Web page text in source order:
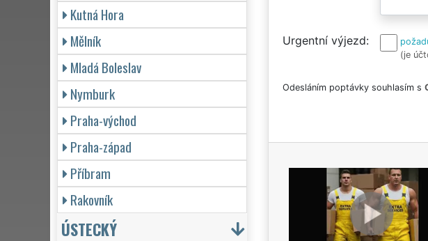
Urgentní výjezd
(je
Odesláním poptávky souhlasím s
Kutná Hora
Mělník
Mladá Boleslav
Nymburk
Praha-východ
Praha-západ
Příbram
Rakovník
ÚSTECKÝ